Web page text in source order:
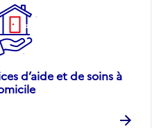
d’aide et de soins à